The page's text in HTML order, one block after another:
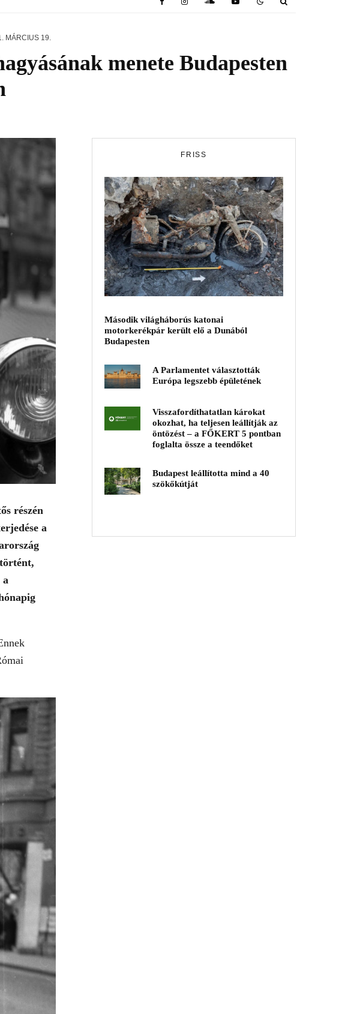
MÁRCIUS 19.
menete Budapesten
részén
a
a
FRISS
Második világháborús katonai
motorkerékpár került elő a Dunából
Budapesten
A Parlamentet választották
Európa legszebb épületének
Visszafordíthatatlan károkat
okozhat, ha teljesen leállítják az
öntözést – a FŐKERT 5 pontban
foglalta össze a teendőket
Budapest leállította mind a 40
szökőkútját